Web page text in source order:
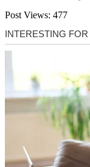
Post Views: 477